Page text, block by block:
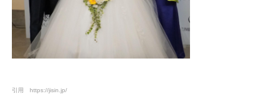
引用 https://jisin.jp/